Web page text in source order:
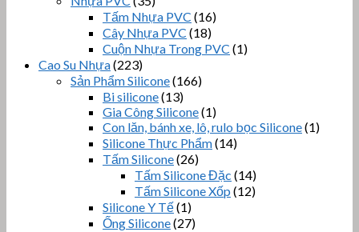
Tấm Nhựa PVC (16)
Cây Nhựa PVC (18)
Cuộn Nhựa Trong PVC (1)
Cao Su Nhựa(223)
Sản Phẩm Silicone(166)
Bi silicone(13)
Gia Công Silicone(1)
Con lăn, bánh xe, lô, rulo bọc Silicone(1)
Silicone Thực Phẩm(14)
Tấm Silicone(26)
Tấm Silicone Đặc (14)
Tấm Silicone Xốp (12)
Silicone Y Tế(1)
Ống Silicone(27)